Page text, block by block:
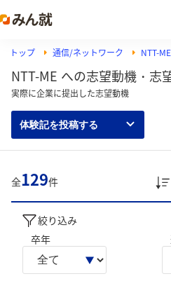
トップ 通信/ネットワーク NTT-
NTT-ME への志望動機・志
実際に企業に提出した志望動機
体験記を投稿する
全129件
絞り込み
卒年